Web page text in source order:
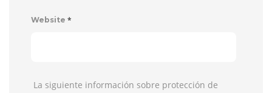
Website *
La siguiente información sobre protección de